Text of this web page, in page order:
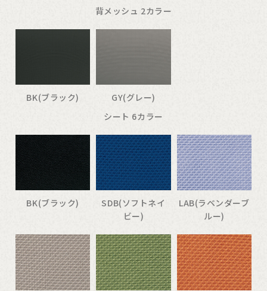
背メッシュ 2カラー
BK(ブラック)
GY(グレー)
シート 6カラー
BK(ブラック)
SDB(ソフトネイ
ビー)
LAB(ラベンダーブ
ルー)